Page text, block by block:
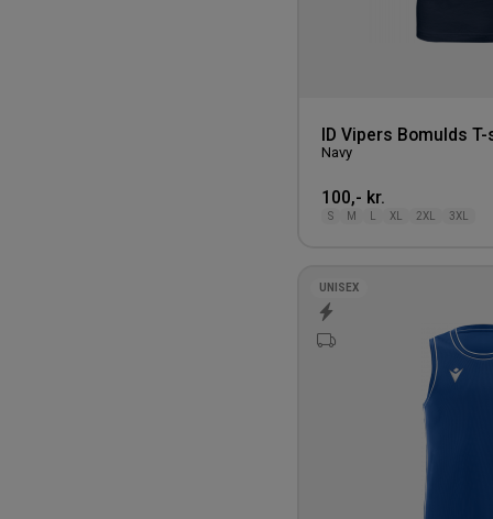
ID Vipers Bomulds
Navy
100,- kr.
S M L XL 2XL 3XL
UNISEX